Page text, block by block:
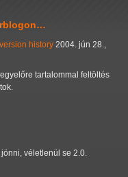
version history 2004. jún 28.,
tartalommal feltöltés
véletlenül se 2.0.